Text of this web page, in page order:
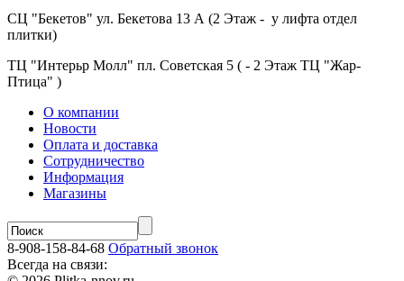
СЦ "Бекетов" ул. Бекетова 13 А (2 Этаж - у лифта отдел
плитки)
ТЦ "Интерьр Молл" пл. Советская 5 ( - 2 Этаж ТЦ "Жар-
Птица" )
О компании
Новости
Оплата и доставка
Сотрудничество
Информация
Магазины
8-908-158-84-68 Обратный звонок
Всегда на связи: